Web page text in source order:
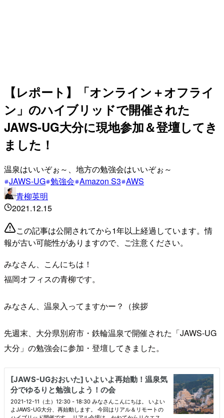
【レポート】「オンライン＋オフライ
ン」のハイブリッドで開催された
JAWS-UG大分に現地参加＆登壇してき
ました！
温泉はいいぞぉ～、地方の勉強会はいいぞぉ～
JAWS-UG 勉強会 Amazon S3 AWS
青柳英明
2021.12.15
この記事は公開されてから1年以上経過しています。情
報が古い可能性がありますので、ご注意ください。
みなさん、こんにちは！
福岡オフィスの青柳です。
みなさん、温泉入ってますかー？（挨拶
先週末、大分県別府市・鉄輪温泉で開催された「JAWS-UG
大分」の勉強会に参加・登壇してきました。